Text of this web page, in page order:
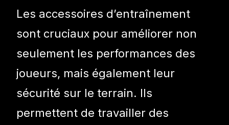
Les accessoires d’entraînement
sont cruciaux pour améliorer non
seulement les performances des
joueurs, mais également leur
sécurité sur le terrain. Ils
permettent de travailler des